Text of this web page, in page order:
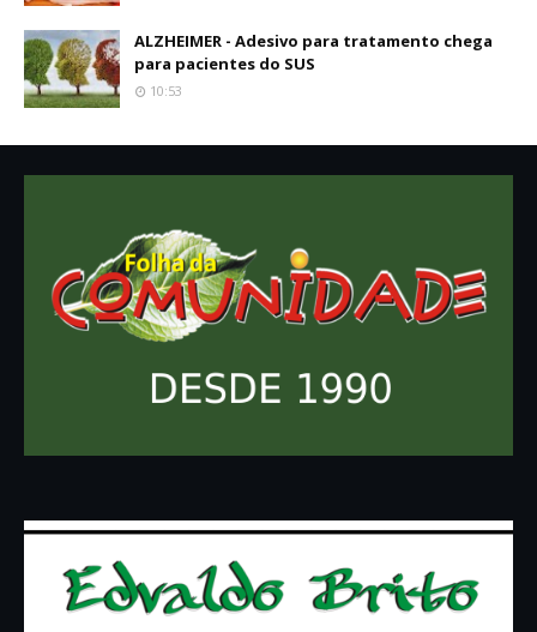
ALZHEIMER - Adesivo para tratamento chega
para pacientes do SUS
10:53